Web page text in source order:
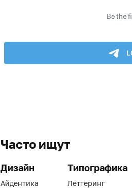
Часто ищут
Дизайн
Айдентика
Типографика
Леттеринг